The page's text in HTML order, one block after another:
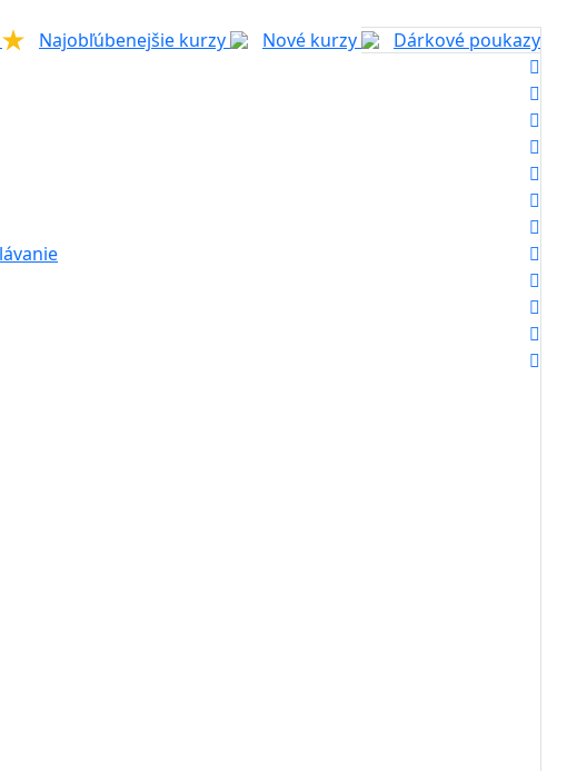
Najobľúbenejšie kurzy Nové kurzy
Dárkové poukazy